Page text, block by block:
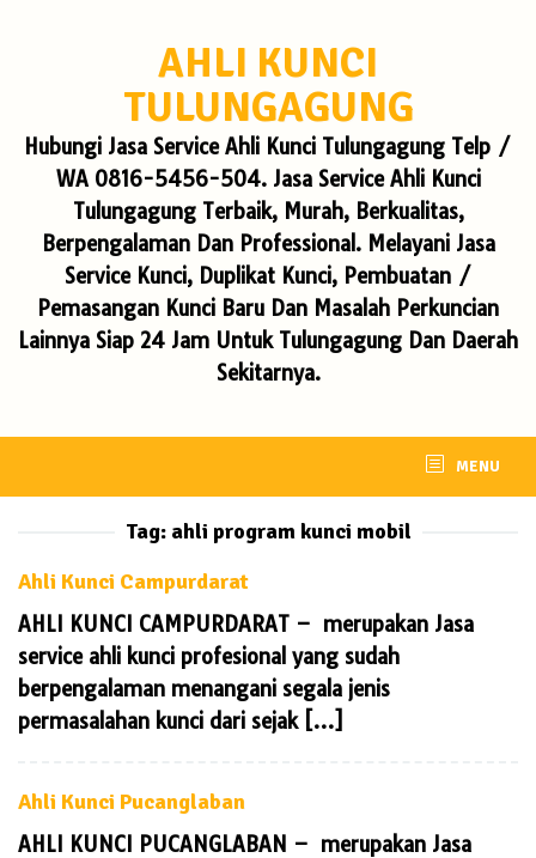
AHLI KUNCI
TULUNGAGUNG
Hubungi Jasa Service Ahli Kunci Tulungagung Telp /
WA 0816-5456-504. Jasa Service Ahli Kunci
Tulungagung Terbaik, Murah, Berkualitas,
Berpengalaman Dan Professional. Melayani Jasa
Service Kunci, Duplikat Kunci, Pembuatan /
Pemasangan Kunci Baru Dan Masalah Perkuncian
Lainnya Siap 24 Jam Untuk Tulungagung Dan Daerah
Sekitarnya.
MENU
Tag: ahli program kunci mobil
Ahli Kunci Campurdarat
AHLI KUNCI CAMPURDARAT – merupakan Jasa
service ahli kunci profesional yang sudah
berpengalaman menangani segala jenis
permasalahan kunci dari sejak […]
Ahli Kunci Pucanglaban
AHLI KUNCI PUCANGLABAN – merupakan Jasa